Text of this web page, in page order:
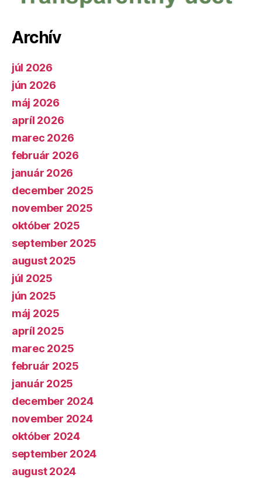
Archív
júl 2026
jún 2026
máj 2026
apríl 2026
marec 2026
február 2026
január 2026
december 2025
november 2025
október 2025
september 2025
august 2025
júl 2025
jún 2025
máj 2025
apríl 2025
marec 2025
február 2025
január 2025
december 2024
november 2024
október 2024
september 2024
august 2024